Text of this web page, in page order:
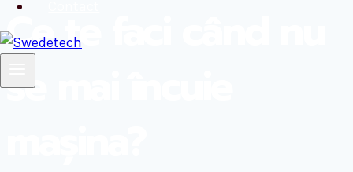
Ce te faci când nu
se mai încuie